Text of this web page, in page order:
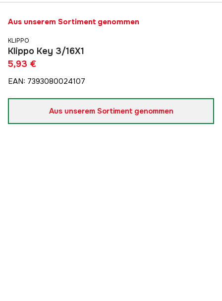
Aus unserem Sortiment genommen
KLIPPO
Klippo Key 3/16X1
5,93 €
EAN: 7393080024107
Aus unserem Sortiment genommen